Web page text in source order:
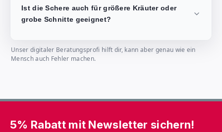
Ist die Schere auch für größere Kräuter oder
grobe Schnitte geeignet?
Unser digitaler Beratungsprofi hilft dir, kann aber genau wie ein
Mensch auch Fehler machen.
5% Rabatt mit Newsletter sichern!